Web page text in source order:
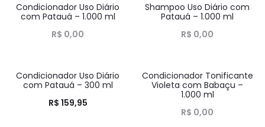
HOT
Condicionador Uso Diário
com Patauá – 1.000 ml
R$ 0,00
HOT
Shampoo Uso Diário com
Patauá – 1.000 ml
R$ 0,00
HOT
Condicionador Uso Diário
com Patauá – 300 ml
R$ 159,95
HOT
Condicionador Tonificante
Violeta com Babaçu –
1.000 ml
R$ 0,00